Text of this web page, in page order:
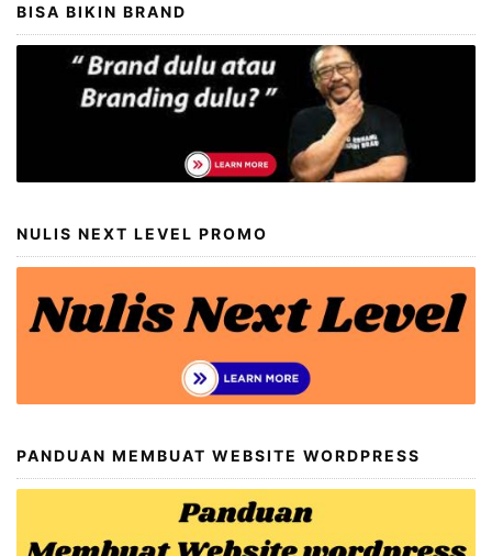
BISA BIKIN BRAND
NULIS NEXT LEVEL PROMO
PANDUAN MEMBUAT WEBSITE WORDPRESS